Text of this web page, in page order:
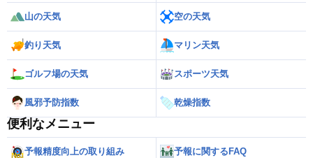
山の天気 空の天気
釣り天気 マリン天気
ゴルフ場の天気 スポーツ天気
風邪予防指数 乾燥指数
便利なメニュー
予報精度向上の取り組み 予報に関するFAQ